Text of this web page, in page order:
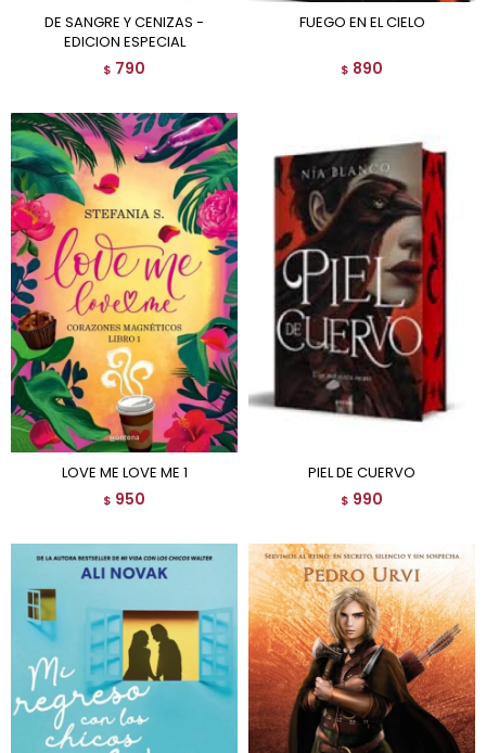
DE SANGRE Y CENIZAS -
EDICION ESPECIAL
$ 790
FUEGO EN EL CIELO
$ 890
LOVE ME LOVE ME 1
$ 950
PIEL DE CUERVO
$ 990